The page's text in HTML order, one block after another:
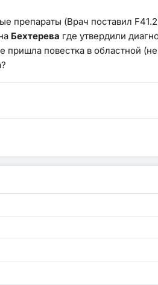
препараты (Врач поставил
Бехтерева где утвердили
повестка в областной